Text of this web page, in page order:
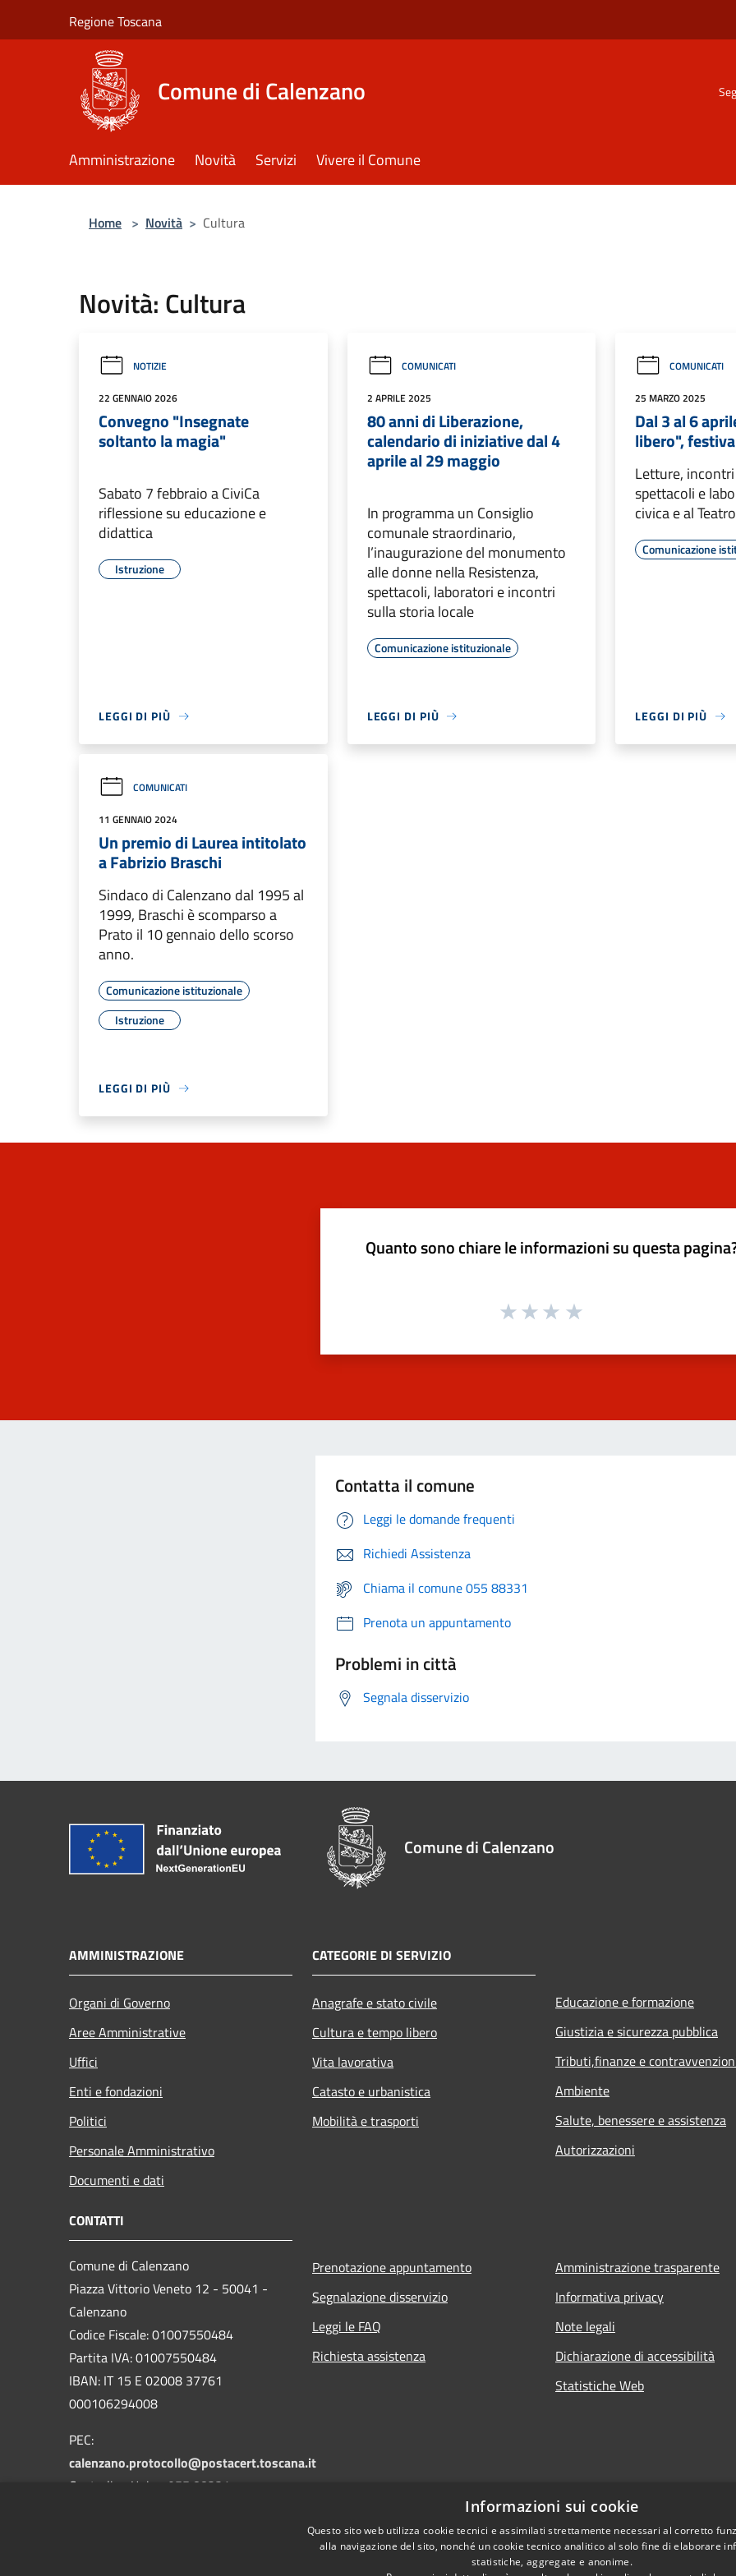
Regione Toscana
Comune di Calenzano
Amministrazione Novità Servizi Vivere il Comune
Home > Novità > Cultura
Novità: Cultura
NOTIZIE
22 GENNAIO 2026
Convegno "Insegnate
soltanto la magia"
Sabato 7 febbraio a CiviCa
riflessione su educazione e
didattica
Istruzione
LEGGI DI PIÙ
COMUNICATI
2 APRILE 2025
80 anni di Liberazione,
calendario di iniziative dal 4
aprile al 29 maggio
In programma un Consiglio
comunale straordinario,
l’inaugurazione del monumento
alle donne nella Resistenza,
spettacoli, laboratori e incontri
sulla storia locale
Comunicazione istituzionale
LEGGI DI PIÙ
COMUNICATI
25 MARZO 2025
Dal 3 al 6
libero",
Letture,
spettacoli e
civica e al
Comunicazione
LEGGI DI PIÙ
COMUNICATI
11 GENNAIO 2024
Un premio di Laurea intitolato
a Fabrizio Braschi
Sindaco di Calenzano dal 1995 al
1999, Braschi è scomparso a
Prato il 10 gennaio dello scorso
anno.
Comunicazione istituzionale
Istruzione
LEGGI DI PIÙ
Quanto sono chiare le informazioni su questa
Contatta il comune
Leggi le domande frequenti
Richiedi Assistenza
Chiama il comune 055 88331
Prenota un appuntamento
Problemi in città
Segnala disservizio
Comune di Calenzano
AMMINISTRAZIONE
Organi di Governo
Aree Amministrative
Uffici
Enti e fondazioni
Politici
Personale Amministrativo
Documenti e dati
CATEGORIE DI SERVIZIO
Anagrafe e stato civile
Cultura e tempo libero
Vita lavorativa
Catasto e urbanistica
Mobilità e trasporti
Educazione e formazione
Giustizia e sicurezza pubblica
Tributi,finanze e
Ambiente
Salute, benessere e assistenza
Autorizzazioni
CONTATTI
Comune di Calenzano
Piazza Vittorio Veneto 12 - 50041 -
Calenzano
Codice Fiscale: 01007550484
Partita IVA: 01007550484
IBAN: IT 15 E 02008 37761
000106294008
PEC:
calenzano.protocollo@postacert.toscana.it
Centralino Unico: 055 88331
Prenotazione appuntamento
Segnalazione disservizio
Leggi le FAQ
Richiesta assistenza
Amministrazione trasparente
Informativa privacy
Note legali
Dichiarazione di accessibilità
Statistiche Web
Informazioni sui cookie
Questo sito web utilizza cookie tecnici e assimilati strettamente necessari al corretto
alla navigazione del sito, nonché un cookie tecnico analitico al solo fine di elaborare
statistiche, aggregate e anonime.